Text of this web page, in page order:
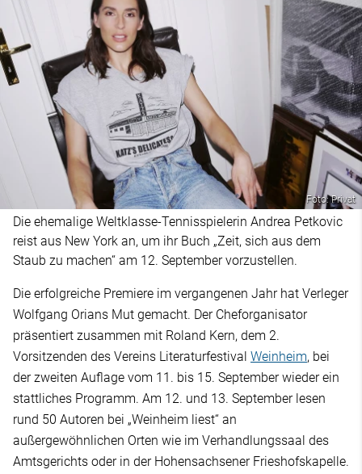
Foto: Privat
Die ehemalige Weltklasse-Tennisspielerin Andrea Petkovic
reist aus New York an, um ihr Buch „Zeit, sich aus dem
Staub zu machen“ am 12. September vorzustellen.
Die erfolgreiche Premiere im vergangenen Jahr hat Verleger
Wolfgang Orians Mut gemacht. Der Cheforganisator
präsentiert zusammen mit Roland Kern, dem 2.
Vorsitzenden des Vereins Literaturfestival Weinheim, bei
der zweiten Auflage vom 11. bis 15. September wieder ein
stattliches Programm. Am 12. und 13. September lesen
rund 50 Autoren bei „Weinheim liest“ an
außergewöhnlichen Orten wie im Verhandlungssaal des
Amtsgerichts oder in der Hohensachsener Frieshofskapelle.